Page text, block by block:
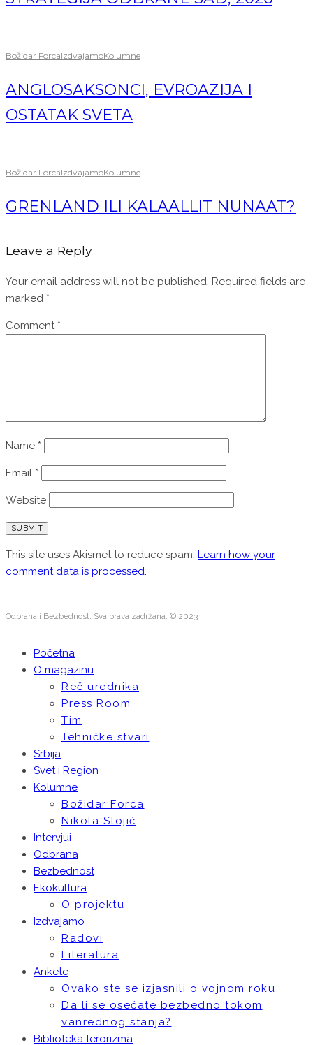
Božidar ForcaIzdvajamoKolumne
ANGLOSAKSONCI, EVROAZIJA I
OSTATAK SVETA
Božidar ForcaIzdvajamoKolumne
GRENLAND ILI KALAALLIT NUNAAT?
Leave a Reply
Your email address will not be published. Required fields are
marked *
Comment *
Name *
Email *
Website
This site uses Akismet to reduce spam. Learn how your
comment data is processed.
Odbrana i Bezbednost. Sva prava zadržana. © 2023
Početna
O magazinu
Reč urednika
Press Room
Tim
Tehničke stvari
Srbija
Svet i Region
Kolumne
Božidar Forca
Nikola Stojić
Intervjui
Odbrana
Bezbednost
Ekokultura
O projektu
Izdvajamo
Radovi
Literatura
Ankete
Ovako ste se izjasnili o vojnom roku
Da li se osećate bezbedno tokom
vanrednog stanja?
Biblioteka terorizma